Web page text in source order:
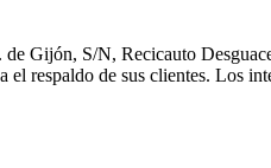
Gijón, S/N, Recicauto
respaldo de sus clientes. Los